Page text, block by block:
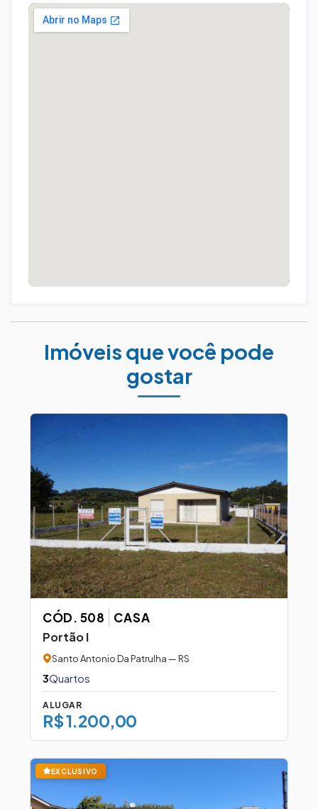
Imóveis que você pode
gostar
CÓD. 508 CASA
Portão I
Santo Antonio Da Patrulha — RS
3Quartos
ALUGAR
R$ 1.200,00
EXCLUSIVO